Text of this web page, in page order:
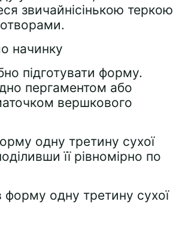
звичайнісінькою теркою
підготувати форму.
дно пергаментом або
вершкового
одну третину сухої
її рівномірно по